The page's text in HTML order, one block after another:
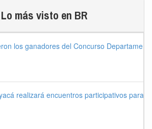
más visto en BR
los ganadores del Concurso
realizará encuentros participativos para